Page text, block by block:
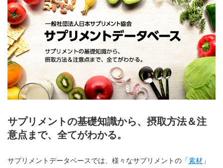
サプリメントの基礎知識から、摂取方法＆注
意点まで、全てがわかる。
サプリメントデータベースでは、様々なサプリメントの「素材 」